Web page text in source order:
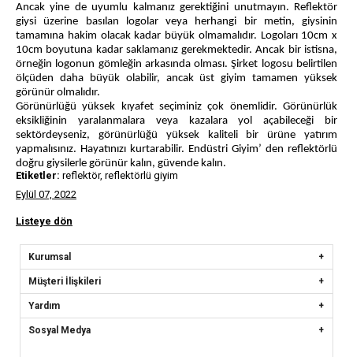
Ancak yine de uyumlu kalmanız gerektiğini unutmayın. Reflektör
giysi üzerine basılan logolar veya herhangi bir metin, giysinin
tamamına hakim olacak kadar büyük olmamalıdır. Logoları 10cm x
10cm boyutuna kadar saklamanız gerekmektedir. Ancak bir istisna,
örneğin logonun gömleğin arkasında olması. Şirket logosu belirtilen
ölçüden daha büyük olabilir, ancak üst giyim tamamen yüksek
görünür olmalıdır.
Görünürlüğü yüksek kıyafet seçiminiz çok önemlidir. Görünürlük
eksikliğinin yaralanmalara veya kazalara yol açabileceği bir
sektördeyseniz, görünürlüğü yüksek kaliteli bir ürüne yatırım
yapmalısınız. Hayatınızı kurtarabilir. Endüstri Giyim’ den reflektörlü
doğru giysilerle görünür kalın, güvende kalın.
Etiketler: reflektör, reflektörlü giyim
Eylül 07, 2022
Listeye dön
Kurumsal
Müşteri İlişkileri
Yardım
Sosyal Medya